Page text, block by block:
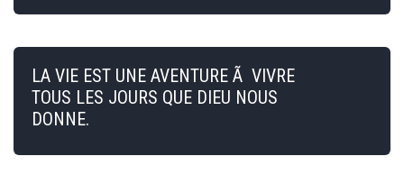
LA VIE EST UNE AVENTURE Ã VIVRE
TOUS LES JOURS QUE DIEU NOUS
DONNE.